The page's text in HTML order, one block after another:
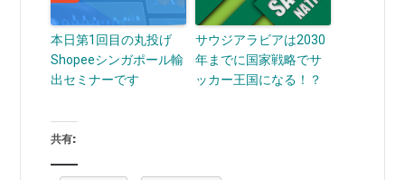
本日第1回目の丸投げ
Shopeeシンガポール輸
出セミナーです
サウジアラビアは2030
年までに国家戦略でサ
ッカー王国になる！？
共有: